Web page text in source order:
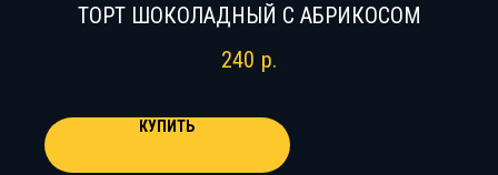
ТОРТ ШОКОЛАДНЫЙ С АБРИКОСОМ
240 р.
КУПИТЬ